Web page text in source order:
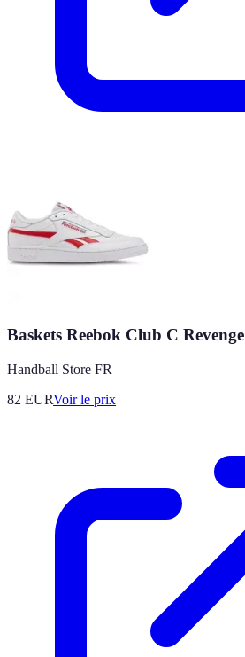
Baskets Reebok Club C Revenge
Handball Store FR
82 EURVoir le prix